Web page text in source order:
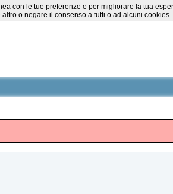
con le tue preferenze e per migliorare la tua
o negare il consenso a tutti o ad alcuni cookies